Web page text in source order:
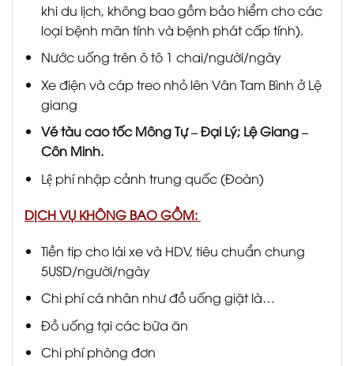
khi du lịch, không bao gồm bảo hiểm cho các
loại bệnh mãn tính và bệnh phát cấp tính).
Nước uống trên ô tô 1 chai/người/ngày
Xe điện và cáp treo nhỏ lên Vân Tam Bình ở Lệ
giang
Vé tàu cao tốc Mông Tự – Đại Lý; Lệ Giang –
Côn Minh.
Lệ phí nhập cảnh trung quốc (Đoàn)
DỊCH VỤ KHÔNG BAO GỒM:
Tiền tip cho lái xe và HDV, tiêu chuẩn chung
5USD/người/ngày
Chi phí cá nhân như đồ uống giặt là…
Đồ uống tại các bữa ăn
Chi phí phòng đơn